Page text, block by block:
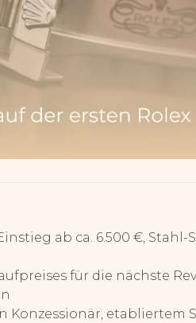
ab ca. 6.500 €, Stahl-
für die nächste
Konzessionär, etabliertem